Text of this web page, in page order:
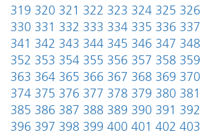
319 320 321 322 323 324 325 326
330 331 332 333 334 335 336 337
341 342 343 344 345 346 347 348
352 353 354 355 356 357 358 359
363 364 365 366 367 368 369 370
374 375 376 377 378 379 380 381
385 386 387 388 389 390 391 392
396 397 398 399 400 401 402 403